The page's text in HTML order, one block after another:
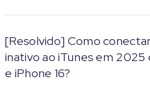
[Resolvido] Como
inativo ao iTunes em 2025
e iPhone 16?